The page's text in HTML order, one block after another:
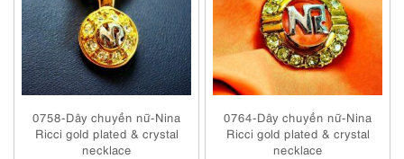
0758-Dây chuyền nữ-Nina
Ricci gold plated & crystal
necklace
0764-Dây chuyền nữ-Nina
Ricci gold plated & crystal
necklace